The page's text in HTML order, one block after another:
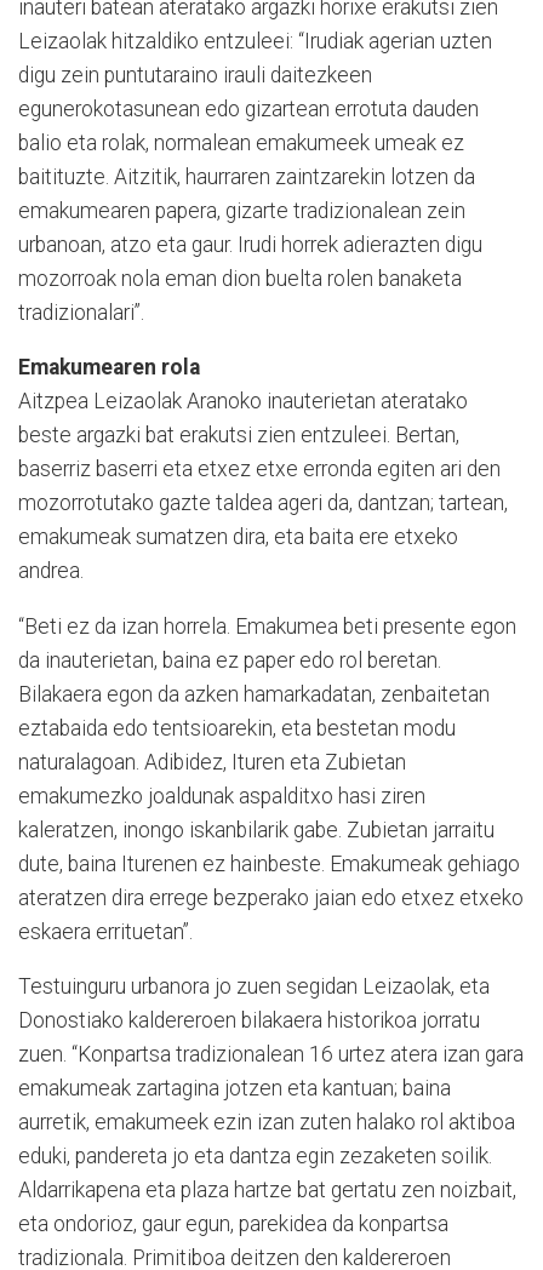
inauteri batean ateratako argazki horixe erakutsi zien
Leizaolak hitzaldiko entzuleei: “Irudiak agerian uzten
digu zein puntutaraino irauli daitezkeen
egunerokotasunean edo gizartean errotuta dauden
balio eta rolak, normalean emakumeek umeak ez
baitituzte. Aitzitik, haurraren zaintzarekin lotzen da
emakumearen papera, gizarte tradizionalean zein
urbanoan, atzo eta gaur. Irudi horrek adierazten digu
mozorroak nola eman dion buelta rolen banaketa
tradizionalari”.
Emakumearen rola
Aitzpea Leizaolak Aranoko inauterietan ateratako
beste argazki bat erakutsi zien entzuleei. Bertan,
baserriz baserri eta etxez etxe erronda egiten ari den
mozorrotutako gazte taldea ageri da, dantzan; tartean,
emakumeak sumatzen dira, eta baita ere etxeko
andrea.
“Beti ez da izan horrela. Emakumea beti presente egon
da inauterietan, baina ez paper edo rol beretan.
Bilakaera egon da azken hamarkadatan, zenbaitetan
eztabaida edo tentsioarekin, eta bestetan modu
naturalagoan. Adibidez, Ituren eta Zubietan
emakumezko joaldunak aspalditxo hasi ziren
kaleratzen, inongo iskanbilarik gabe. Zubietan jarraitu
dute, baina Iturenen ez hainbeste. Emakumeak gehiago
ateratzen dira errege bezperako jaian edo etxez etxeko
eskaera errituetan”.
Testuinguru urbanora jo zuen segidan Leizaolak, eta
Donostiako kaldereroen bilakaera historikoa jorratu
zuen. “Konpartsa tradizionalean 16 urtez atera izan gara
emakumeak zartagina jotzen eta kantuan; baina
aurretik, emakumeek ezin izan zuten halako rol aktiboa
eduki, pandereta jo eta dantza egin zezaketen soilik.
Aldarrikapena eta plaza hartze bat gertatu zen noizbait,
eta ondorioz, gaur egun, parekidea da konpartsa
tradizionala. Primitiboa deitzen den kaldereroen